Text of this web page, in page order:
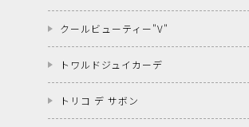
クールビューティー"V"
トワルドジュイカーデ
トリコ デ サボン